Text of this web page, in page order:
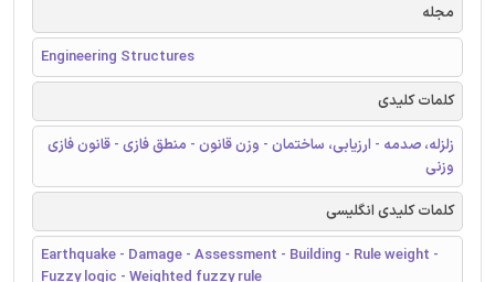
مجله
Engineering Structures
کلمات کلیدی
زلزله، صدمه - ارزیابی، ساختمان - وزن قانون - منطق فازی - قانون فازی
وزنی
کلمات کلیدی انگلیسی
Earthquake - Damage - Assessment - Building - Rule weight -
Fuzzy logic - Weighted fuzzy rule